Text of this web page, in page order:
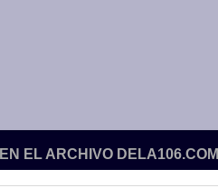
EL ARCHIVO DELA106.COM